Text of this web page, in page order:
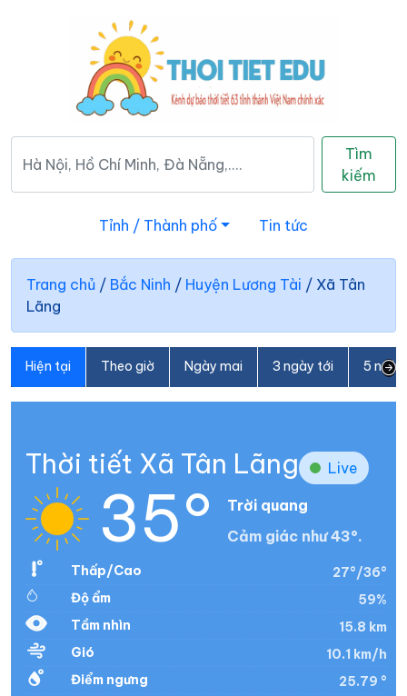
Tìm
kiếm
Tỉnh / Thành phố Tin tức
Trang chủ / Bắc Ninh / Huyện Lương Tài / Xã Tân
Lãng
Hiện tại Theo giờ Ngày mai 3 ngày tới 5
Thời tiết Xã Tân Lãng Live
35°
Trời quang
Cảm giác như 43°.
Thấp/Cao
27°/36°
Độ ẩm
59%
Tầm nhìn
15.8 km
Gió
10.1 km/h
Điểm ngưng
25.79 °